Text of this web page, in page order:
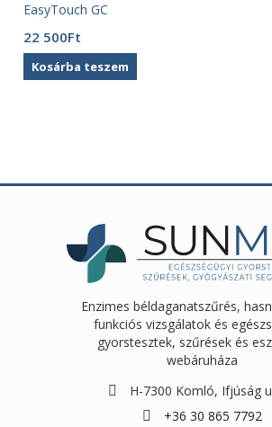
EasyTouch GC
22 500Ft
Kosárba teszem
Enzimes béldaganatszűrés,
funkciós vizsgálatok és
gyorstesztek, szűrések és
webáruháza
H-7300 Komló, Ifjúság
+36 30 865 7792